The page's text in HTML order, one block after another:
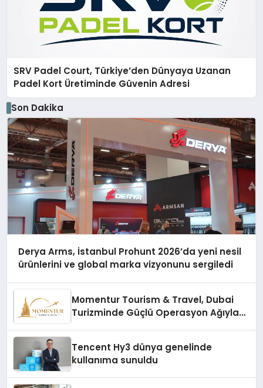
SRV Padel Court, Türkiye’den Dünyaya Uzanan
Padel Kort Üretiminde Güvenin Adresi
Son Dakika
Derya Arms, İstanbul Prohunt 2026’da yeni nesil
ürünlerini ve global marka vizyonunu sergiledi
Momentur Tourism & Travel, Dubai
Turizminde Güçlü Operasyon Ağıyla
Tencent Hy3 dünya genelinde
kullanıma sunuldu